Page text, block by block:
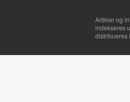
Artikler og
indekseres
distribueres